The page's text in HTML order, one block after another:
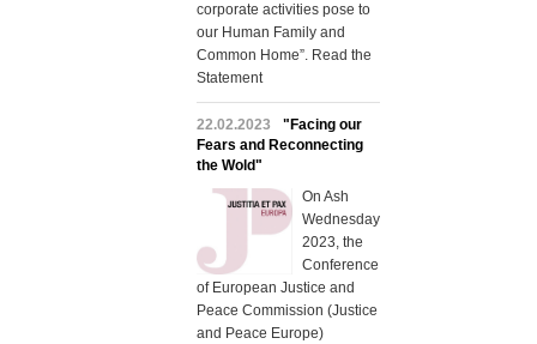
corporate activities pose to
our Human Family and
Common Home”. Read the
Statement
22.02.2023
"Facing our
Fears and Reconnecting
the Wold"
On Ash
Wednesday
2023, the
Conference
of European Justice and
Peace Commission (Justice
and Peace Europe)